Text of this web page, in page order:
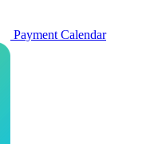
Payment Calendar